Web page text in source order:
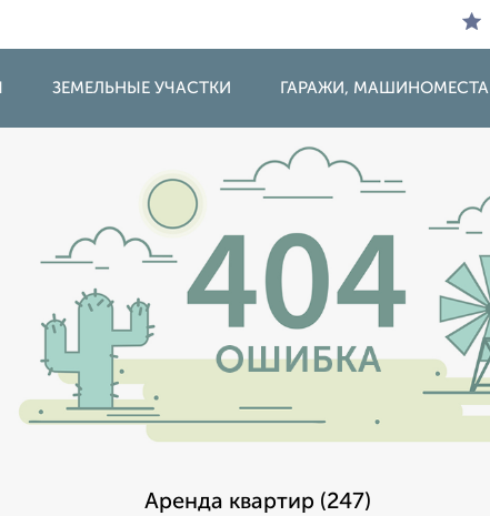
ЗЕМЕЛЬНЫЕ УЧАСТКИ ГАРАЖИ, МАШИНОМЕСТА
Аренда квартир (247)